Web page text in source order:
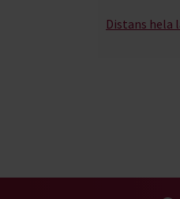
Distans hela